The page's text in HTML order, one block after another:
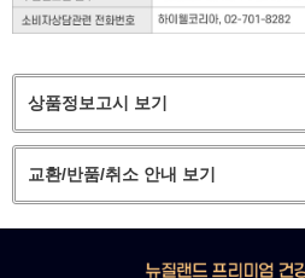
상품정보고시 보기
교환/반품/취소 안내 보기